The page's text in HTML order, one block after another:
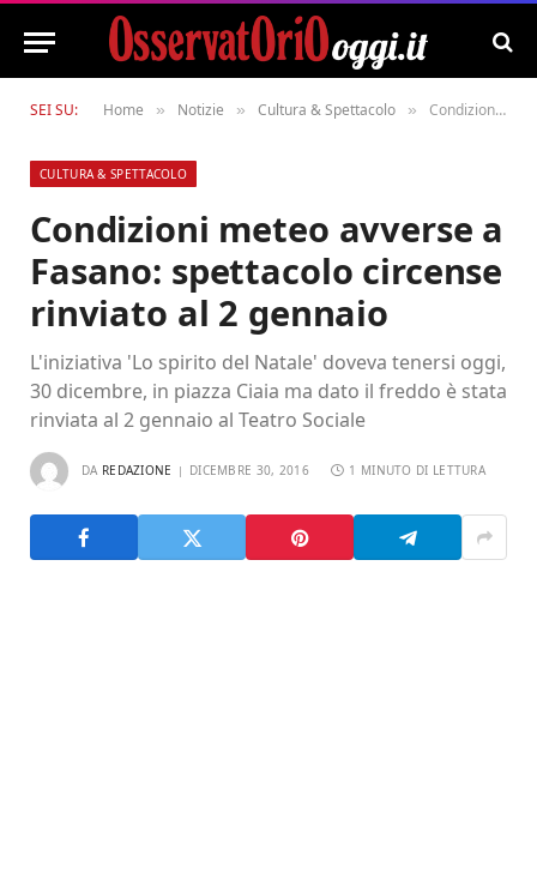
SEI SU: Home » Notizie » Cultura & Spettacolo » Condizioni meteo avverse a Fasano: spettacolo circense rinviato al 2 gennaio
CULTURA & SPETTACOLO
Condizioni meteo avverse a
Fasano: spettacolo circense
rinviato al 2 gennaio
L'iniziativa 'Lo spirito del Natale' doveva tenersi oggi,
30 dicembre, in piazza Ciaia ma dato il freddo è stata
rinviata al 2 gennaio al Teatro Sociale
DA REDAZIONE DICEMBRE 30, 2016 1 MINUTO DI LETTURA